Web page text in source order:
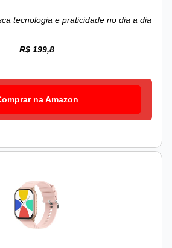
tecnologia e praticidade no dia a dia
R$ 199,8
na Amazon